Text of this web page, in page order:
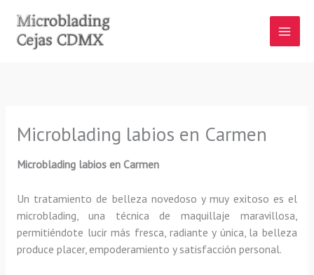
contenido
Microblading labios en Carmen
Microblading labios en Carmen
Un tratamiento de belleza novedoso y muy exitoso es el
microblading, una técnica de maquillaje maravillosa,
permitiéndote lucir más fresca, radiante y única, la belleza
produce placer, empoderamiento y satisfacción personal.